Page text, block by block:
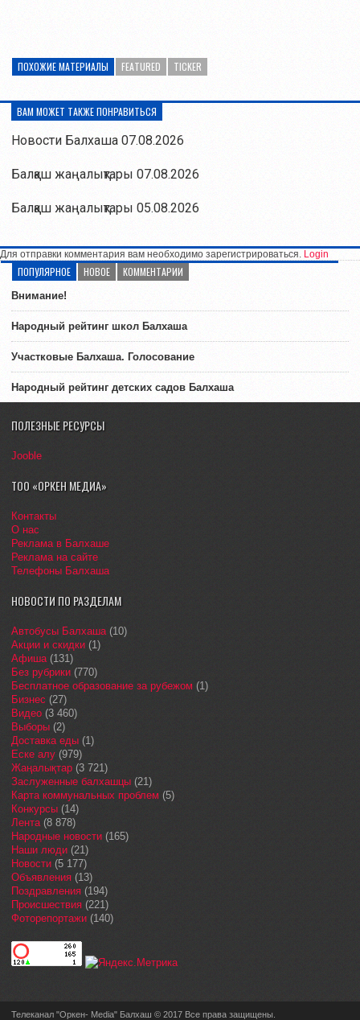
ПОХОЖИЕ МАТЕРИАЛЫ FEATURED TICKER
ВАМ МОЖЕТ ТАКЖЕ ПОНРАВИТЬСЯ
Новости Балхаша 07.08.2026
Балқаш жаңалықтары 07.08.2026
Балқаш жаңалықтары 05.08.2026
Для отправки комментария вам необходимо зарегистрироваться. Login
ПОПУЛЯРНОЕ НОВОЕ КОММЕНТАРИИ
Внимание!
Народный рейтинг школ Балхаша
Участковые Балхаша. Голосование
Народный рейтинг детских садов Балхаша
ПОЛЕЗНЫЕ РЕСУРСЫ
Jooble
ТОО «ОРКЕН МЕДИА»
Контакты
О нас
Реклама в Балхаше
Реклама на сайте
Телефоны Балхаша
НОВОСТИ ПО РАЗДЕЛАМ
Автобусы Балхаша(10)
Акции и скидки (1)
Афиша(131)
Без рубрики (770)
Бесплатное образование за рубежом (1)
Бизнес (27)
Видео (3 460)
Выборы (2)
Доставка еды (1)
Еске алу (979)
Жаңалықтар (3 721)
Заслуженные балхашцы (21)
Карта коммунальных проблем (5)
Конкурсы (14)
Лента(8 878)
Народные новости (165)
Наши люди (21)
Новости (5 177)
Объявления (13)
Поздравления (194)
Происшествия (221)
Фоторепортажи (140)
Телеканал "Оркен- Media" Балхаш © 2017 Все права защищены.